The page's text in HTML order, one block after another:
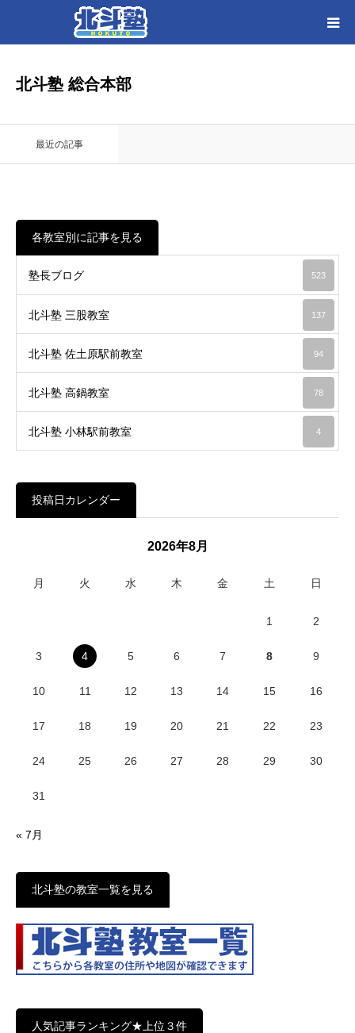
北斗塾 総合本部
最近の記事
各教室別に記事を見る
塾長ブログ 523
北斗塾 三股教室 137
北斗塾 佐土原駅前教室 94
北斗塾 高鍋教室 78
北斗塾 小林駅前教室 4
投稿日カレンダー
2026年8月
月 火 水 木 金 土 日
1 2
3 4 5 6 7 8 9
10 11 12 13 14 15 16
17 18 19 20 21 22 23
24 25 26 27 28 29 30
31
« 7月
北斗塾の教室一覧を見る
人気記事ランキング★上位３件